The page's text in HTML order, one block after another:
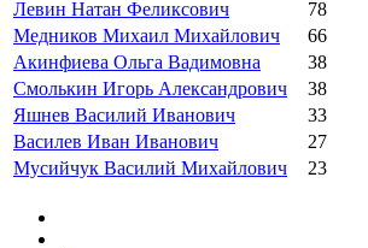
Левин Натан Феликсович
78
Медников Михаил Михайлович
66
Акинфиева Ольга Вадимовна
38
Смолькин Игорь Александрович
38
Яшнев Василий Иванович
33
Василев Иван Иванович
27
Мусийчук Василий Михайлович
23